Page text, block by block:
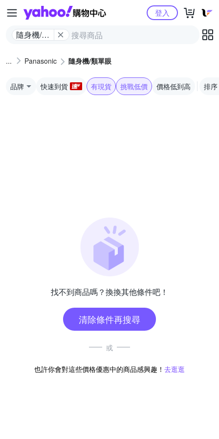
Yahoo購物中心
隨身機/類
登入
Panasonic 隨身機/類單眼
品牌 快速到貨 有現貨 挑戰低價 價格低到高 排序
找不到商品嗎？換換其他條件吧！
清除條件再搜尋
或
也許你會對這些價格優惠中的商品感興趣！ 去逛逛